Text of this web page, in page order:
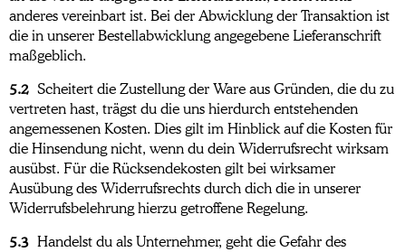
anderes vereinbart ist. Bei der Abwicklung der Transaktion ist
die in unserer Bestellabwicklung angegebene Lieferanschrift
maßgeblich.
5.2 Scheitert die Zustellung der Ware aus Gründen, die du zu
vertreten hast, trägst du die uns hierdurch entstehenden
angemessenen Kosten. Dies gilt im Hinblick auf die Kosten für
die Hinsendung nicht, wenn du dein Widerrufsrecht wirksam
ausübst. Für die Rücksendekosten gilt bei wirksamer
Ausübung des Widerrufsrechts durch dich die in unserer
Widerrufsbelehrung hierzu getroffene Regelung.
5.3 Handelst du als Unternehmer, geht die Gefahr des